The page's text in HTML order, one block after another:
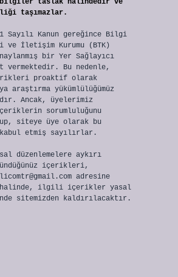
bilgiler taslak halindedir ve
taşımazlar.
Sayılı Kanun gereğince Bilgi
İletişim Kurumu (BTK)
bir Yer Sağlayıcı
vermektedir. Bu nedenle,
proaktif olarak
araştırma yükümlülüğümüz
Ancak, üyelerimiz
sorumluluğunu
siteye üye olarak bu
kabul etmiş sayılırlar.
düzenlemelere aykırı
içerikleri,
adresine
halinde, ilgili içerikler yasal
sitemizden kaldırılacaktır.